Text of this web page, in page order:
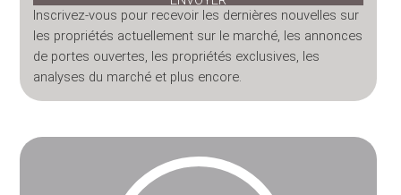
Inscrivez-vous pour recevoir les dernières nouvelles sur
les propriétés actuellement sur le marché, les annonces
de portes ouvertes, les propriétés exclusives, les
analyses du marché et plus encore.